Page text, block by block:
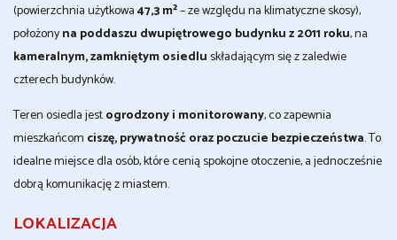
(powierzchnia użytkowa47,3 m²– ze względu na klimatyczne skosy),
położonyna poddaszu dwupiętrowego budynku z 2011 roku, na
kameralnym, zamkniętym osiedlu składającym się z zaledwie
czterech budynków.
Teren osiedla jestogrodzony i monitorowany, co zapewnia
mieszkańcom ciszę, prywatność oraz poczucie bezpieczeństwa. To
idealne miejsce dla osób, które cenią spokojne otoczenie, a jednocześnie
dobrą komunikację z miastem.
LOKALIZACJA